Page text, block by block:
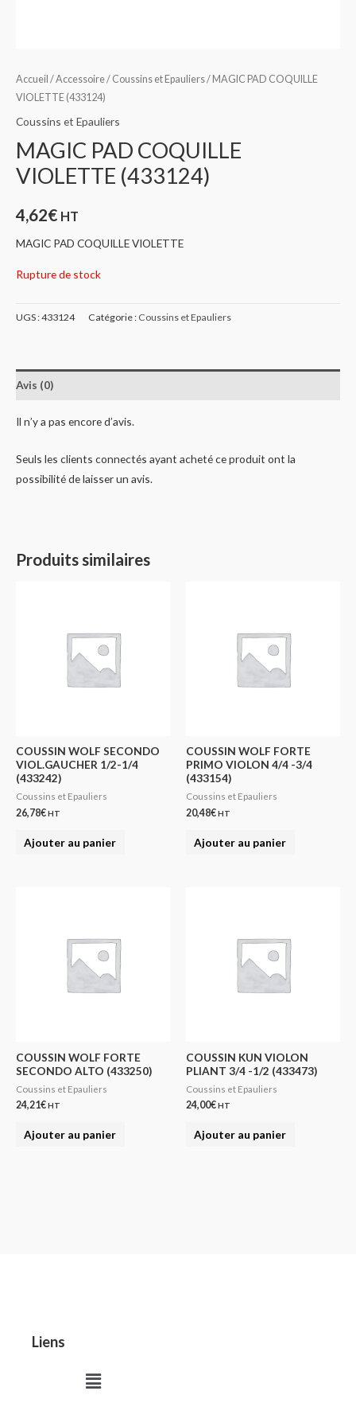
Accueil /Accessoire/ Coussins et Epauliers/ MAGIC PAD COQUILLE
VIOLETTE (433124)
Coussins et Epauliers
MAGIC PAD COQUILLE
VIOLETTE (433124)
4,62€ HT
MAGIC PAD COQUILLE VIOLETTE
Rupture de stock
UGS :433124 Catégorie : Coussins et Epauliers
Avis (0)
Il n’y a pas encore d’avis.
Seuls les clients connectés ayant acheté ce produit ont la
possibilité de laisser un avis.
Produits similaires
COUSSIN WOLF SECONDO
VIOL.GAUCHER 1/2-1/4
(433242)
Coussins et Epauliers
26,78€HT
Ajouter au panier
COUSSIN WOLF FORTE
PRIMO VIOLON 4/4 -3/4
(433154)
Coussins et Epauliers
20,48€HT
Ajouter au panier
COUSSIN WOLF FORTE
SECONDO ALTO (433250)
Coussins et Epauliers
24,21€HT
Ajouter au panier
COUSSIN KUN VIOLON
PLIANT 3/4 -1/2 (433473)
Coussins et Epauliers
24,00€HT
Ajouter au panier
Liens
Menu